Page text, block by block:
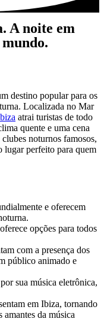
A noite em
destino popular para os
Localizada no Mar
atrai turistas de todo
quente e uma cena
noturnos famosos,
lugar perfeito para quem
e oferecem
opções para todos
com a presença dos
público animado e
sua música eletrônica,
em Ibiza, tornando
da música